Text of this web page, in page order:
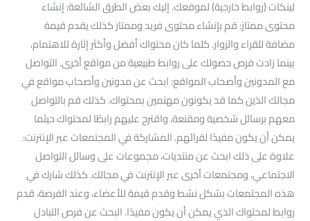
لينكات (روابط خارجية) لموقعك. إليك بعض الطرق الشائعة: إنشاء
محتوى ممتاز: قم بإنشاء محتوى فريد وممتاز كذلك يقدم قيمة
مضافة للقراء والزوار. كلما كان محتواك أفضل وأكثر إثارة للاهتمام،
بينما زادت فرص حصولك على روابط طبيعية من مواقع أخرى. التواصل
مع المدونين وأصحاب المواقع: ابحث عن مدونين وأصحاب مواقع في
مجالك الذين كما قد يكونون مهتمين بمحتواك. كذلك قم بالتواصل
معهم برسائل شخصية ومقنعة، واقترح عليهم رابطًا لمحتواك حيثما
يمكن أن يكون مفيدًا لقرائهم. المشاركة في المجتمعات عبر الإنترنت:
علاوة على ذلك ابحث عن منتديات، مجموعات على وسائل التواصل
الاجتماعي، ومجتمعات أخرى عبر الإنترنت في مجالك. كذلك شارك في
هذه المجتمعات بشكل نشط وقدم قيمة للأعضاء، وعند الفرصة، قدم
روابط لمحتواك الذي يمكن أن يكون مفيدًا. البحث عن فرص التبادل